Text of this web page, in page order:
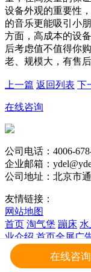
设备外观的重要性
的音乐更能吸引小
方面，高成本的设
后考虑值不值得你
老、规模大，有售
上一篇 返回列表 下
在线咨询
公司电话：4006-
企业邮箱：
公司地址：北京市
友情链接：
网站地图
首页 淘气堡 蹦床 水
业介绍 首页全屏广
版权所有 易德利
京ICP备20026203号-1
在线咨询